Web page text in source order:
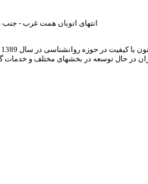
انتهای اتوبان همت غرب - جنب
در حال توسعه در بخشهای مختلف و